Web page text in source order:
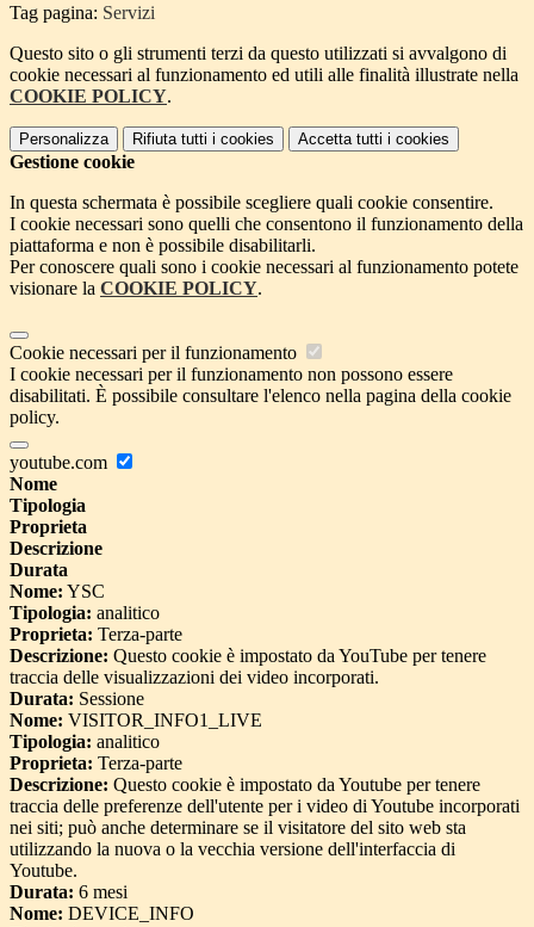
Tag pagina: Servizi
Questo sito o gli strumenti terzi da questo utilizzati si avvalgono di
cookie necessari al funzionamento ed utili alle finalità illustrate nella
COOKIE POLICY.
Personalizza Rifiuta tutti i cookies Accetta tutti i cookies
Gestione cookie
In questa schermata è possibile scegliere quali cookie consentire.
I cookie necessari sono quelli che consentono il funzionamento della
piattaforma e non è possibile disabilitarli.
Per conoscere quali sono i cookie necessari al funzionamento potete
visionare la COOKIE POLICY.
Cookie necessari per il funzionamento
I cookie necessari per il funzionamento non possono essere
disabilitati. È possibile consultare l'elenco nella pagina della cookie
policy.
youtube.com
Nome
Tipologia
Proprieta
Descrizione
Durata
Nome: YSC
Tipologia: analitico
Proprieta: Terza-parte
Descrizione: Questo cookie è impostato da YouTube per tenere
traccia delle visualizzazioni dei video incorporati.
Durata: Sessione
Nome: VISITOR_INFO1_LIVE
Tipologia: analitico
Proprieta: Terza-parte
Descrizione: Questo cookie è impostato da Youtube per tenere
traccia delle preferenze dell'utente per i video di Youtube incorporati
nei siti; può anche determinare se il visitatore del sito web sta
utilizzando la nuova o la vecchia versione dell'interfaccia di
Youtube.
Durata: 6 mesi
Nome: DEVICE_INFO